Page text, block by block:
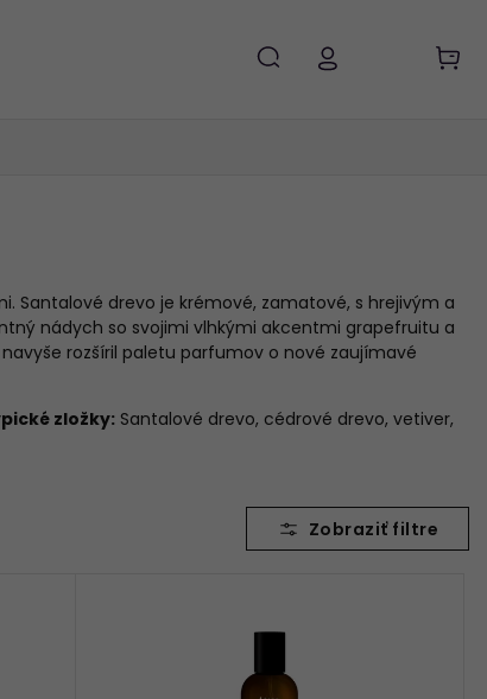
Santalové drevo je krémové, zamatové, s hrejivým a
nádych so svojimi vlhkými akcentmi grapefruitu a
rozšíril paletu parfumov o nové zaujímavé
zložky: Santalové drevo, cédrové drevo, vetiver,